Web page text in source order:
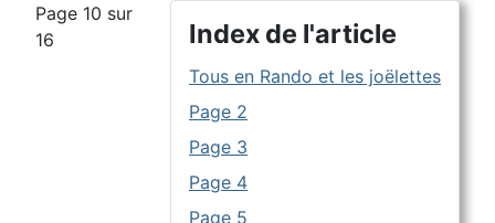
Index de l'article
Tous en Rando et les joëlettes
Page 2
Page 3
Page 4
Page 5
Page 10 sur
16